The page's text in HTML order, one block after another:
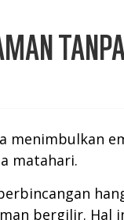
menimbulkan
matahari.
bergilir. Hal